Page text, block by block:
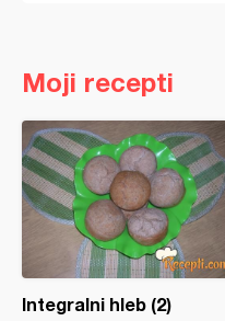
Moji recepti
Integralni hleb (2)